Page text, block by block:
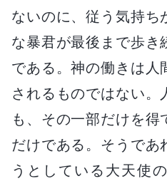
ないのに、従う気持ち
な暴君が最後まで歩き
である。神の働きは人
されるものではない。
も、その一部だけを得
だけである。そうであ
うとしている大天使